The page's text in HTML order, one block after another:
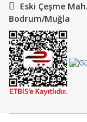
Eski Çeşme
Bodrum/Muğla